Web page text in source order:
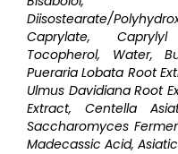
Diisostearate/
Caprylate, Caprylyl
Tocopherol, Water,
Pueraria Lobata Root
Ulmus Davidiana Root
Extract, Centella
Saccharomyces
Madecassic Acid,